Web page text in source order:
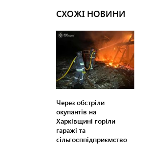
СХОЖІ НОВИНИ
Через обстріли
окупантів на
Харківщині горіли
гаражі та
сільгосппідприємство